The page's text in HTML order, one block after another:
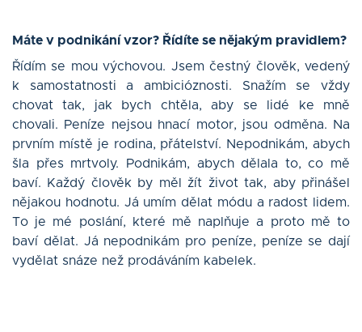
Máte v podnikání vzor? Řídíte se nějakým pravidlem?
Řídím se mou výchovou. Jsem čestný člověk, vedený
k samostatnosti a ambicióznosti. Snažím se vždy
chovat tak, jak bych chtěla, aby se lidé ke mně
chovali. Peníze nejsou hnací motor, jsou odměna. Na
prvním místě je rodina, přátelství. Nepodnikám, abych
šla přes mrtvoly. Podnikám, abych dělala to, co mě
baví. Každý člověk by měl žít život tak, aby přinášel
nějakou hodnotu. Já umím dělat módu a radost lidem.
To je mé poslání, které mě naplňuje a proto mě to
baví dělat. Já nepodnikám pro peníze, peníze se dají
vydělat snáze než prodáváním kabelek.